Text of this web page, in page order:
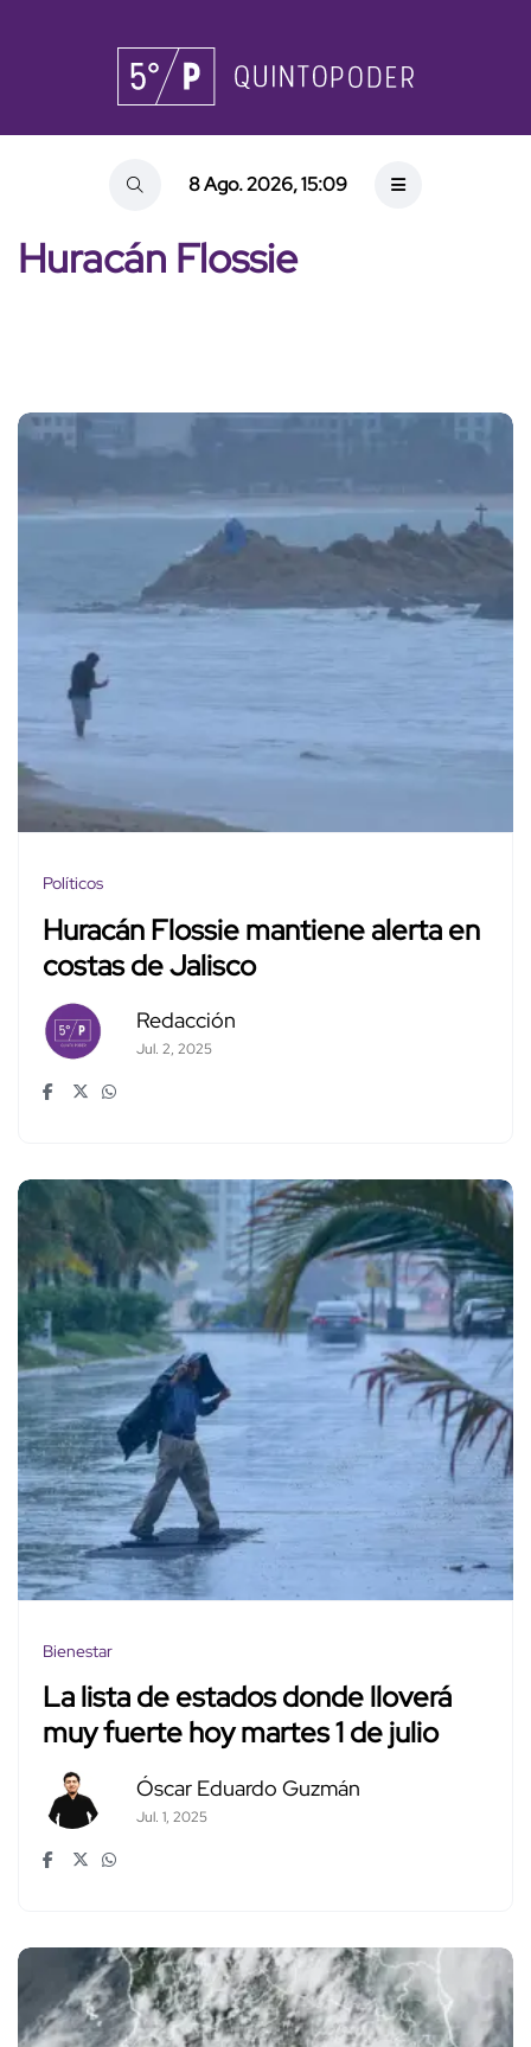
8 Ago. 2026, 15:09
Huracán Flossie
Políticos
Huracán Flossie mantiene alerta en
costas de Jalisco
Redacción
Jul. 2, 2025
Bienestar
La lista de estados donde lloverá
muy fuerte hoy martes 1 de julio
Óscar Eduardo Guzmán
Jul. 1, 2025